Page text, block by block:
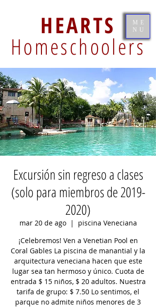
HEARTS
Homeschoolers
ME
NU
Excursión sin regreso a clases
(solo para miembros de 2019-
2020)
mar 20 de ago
  |
piscina Veneciana
¡Celebremos! Ven a Venetian Pool en
Coral Gables La piscina de manantial y la
arquitectura veneciana hacen que este
lugar sea tan hermoso y único. Cuota de
entrada $ 15 niños, $ 20 adultos. Nuestra
tarifa de grupo: $ 7.50 Lo sentimos, el
parque no admite niños menores de 3